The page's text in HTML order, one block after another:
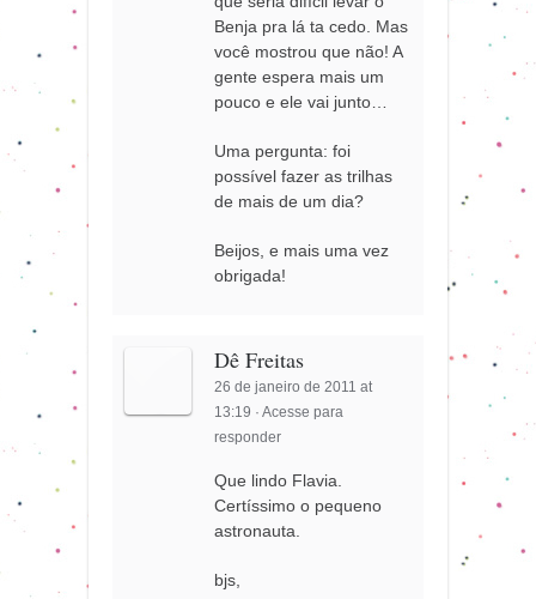
Benja pra lá ta cedo. Mas
você mostrou que não! A
gente espera mais um
pouco e ele vai junto…
Uma pergunta: foi
possível fazer as trilhas
de mais de um dia?
Beijos, e mais uma vez
obrigada!
Dê Freitas
26 de janeiro de 2011 at
13:19 ·Acesse para
responder
Que lindo Flavia.
Certíssimo o pequeno
astronauta.
bjs,